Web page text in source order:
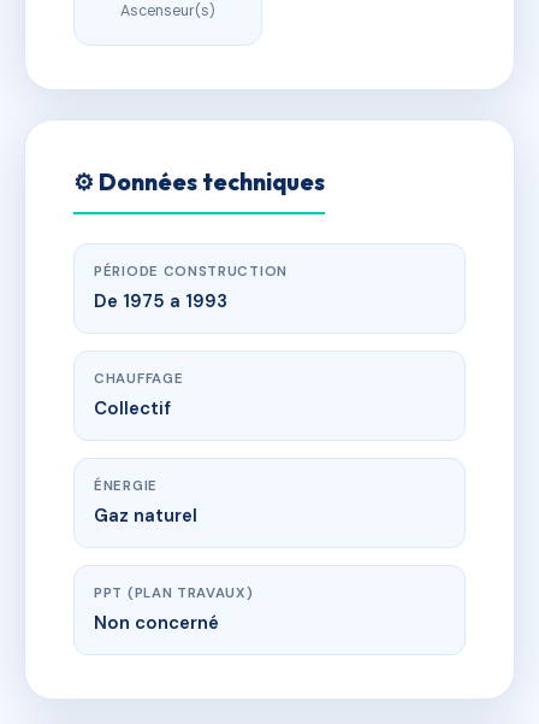
Ascenseur(s)
⚙️ Données techniques
PÉRIODE CONSTRUCTION
De 1975 a 1993
CHAUFFAGE
Collectif
ÉNERGIE
Gaz naturel
PPT (PLAN TRAVAUX)
Non concerné